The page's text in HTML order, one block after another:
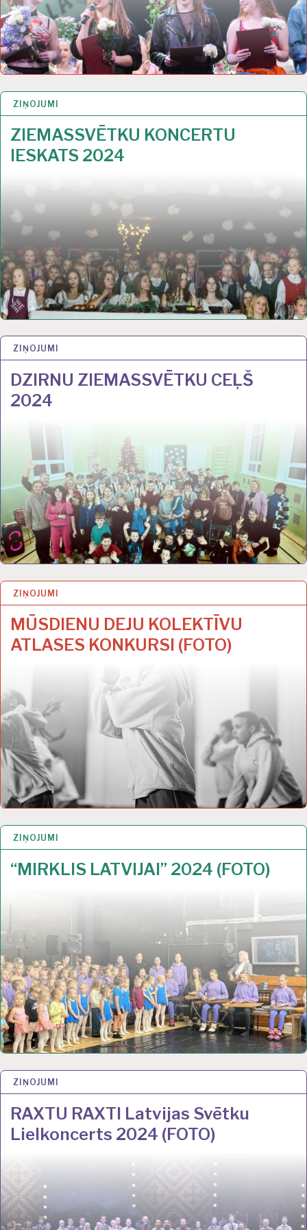
ZIŅOJUMI
ZIEMASSVĒTKU KONCERTU
IESKATS 2024
3 JAN 2025
ZIŅOJUMI
DZIRNU ZIEMASSVĒTKU CEĻŠ
2024
2 JAN 2025
ZIŅOJUMI
MŪSDIENU DEJU KOLEKTĪVU
ATLASES KONKURSI (FOTO)
22 NOV 2024
ZIŅOJUMI
“MIRKLIS LATVIJAI” 2024 (FOTO)
21 NOV 2024
ZIŅOJUMI
RAXTU RAXTI Latvijas Svētku
Lielkoncerts 2024 (FOTO)
21 NOV 2024